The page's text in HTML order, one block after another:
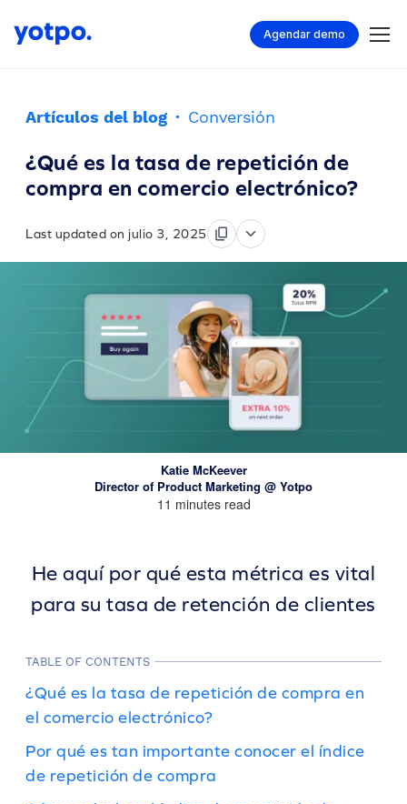
Agendar demo
Artículos del blog · Conversión
¿Qué es la tasa de repetición de
compra en comercio electrónico?
Last updated on julio 3, 2025
Katie McKeever
Director of Product Marketing @ Yotpo
11 minutes read
He aquí por qué esta métrica es vital
para su tasa de retención de clientes
TABLE OF CONTENTS
¿Qué es la tasa de repetición de compra en
el comercio electrónico?
Por qué es tan importante conocer el índice
de repetición de compra